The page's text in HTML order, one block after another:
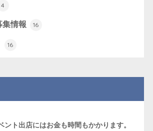
4
集情報 16
16
ント出店にはお金も時間もかかります。